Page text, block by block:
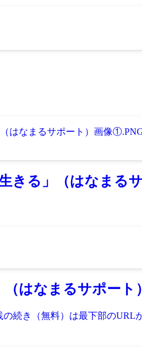
きる」（はなまるサ
はなまるサポート）
続き（無料）は最下部のURL